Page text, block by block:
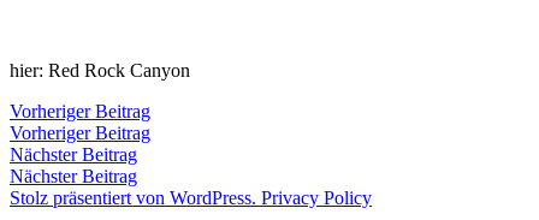
springen
von
Juli
Januar
2020
einen
zu
hier: Red Rock Canyon
Veröffentlicht
von
snhpfr
25.
Juli
20154.
Januar
Veröffentlicht
in
Uncategorized
Beitragsnavigation
Vorheriger BeitragVorheriger
Beitrag:
Vorheriger Beitrag
Nächster BeitragNächster
Beitrag:
Nächster Beitrag
Stolz präsentiert von WordPress. Privacy Policy